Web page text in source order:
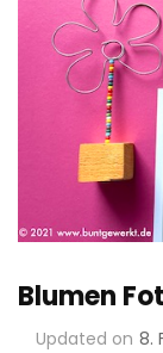
Blumen
Updated on 8.